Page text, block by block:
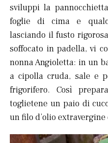
sviluppi la
foglie di cima e
lasciando il fusto
soffocato in padella, vi
nonna Angioletta: in un
a cipolla cruda, sale e
frigorifero. Così
toglietene un paio di
un filo d’olio extravergine